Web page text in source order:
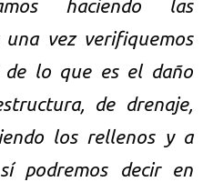
haciendo las
una vez verifiquemos
de lo que es el daño
de drenaje,
los rellenos y a
podremos decir en